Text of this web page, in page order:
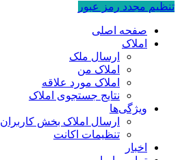
تنظیم مجدد رمز عبور
صفحه اصلی
املاک
ارسال ملک
املاک من
املاک مورد علاقه
نتایج جستجوی املاک
ویژگی‌ها
ارسال املاک بخش کاربران
تنظیمات اکانت
اخبار